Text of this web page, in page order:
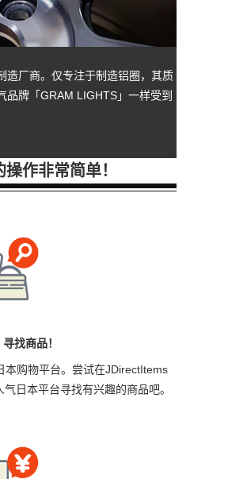
造厂商。仅专注于制造铝圈，其质
品牌「GRAM LIGHTS」一样受到
作非常简单！
寻找商品！
本购物平台。尝试在JDirectItems
日本平台寻找有兴趣的商品吧。